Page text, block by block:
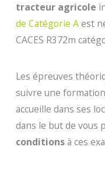
tracteur agricole
de Catégorie Aest
CACES R372m
Les épreuves
suivre une
accueille dans ses
dans le but de vous
conditionsà ces